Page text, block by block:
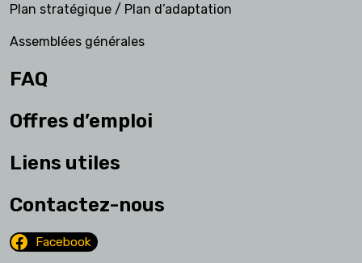
Plan stratégique / Plan d’adaptation
Assemblées générales
FAQ
Offres d’emploi
Liens utiles
Contactez-nous
Facebook